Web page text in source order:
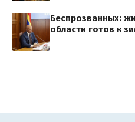
Беспрозванных:
области готов к